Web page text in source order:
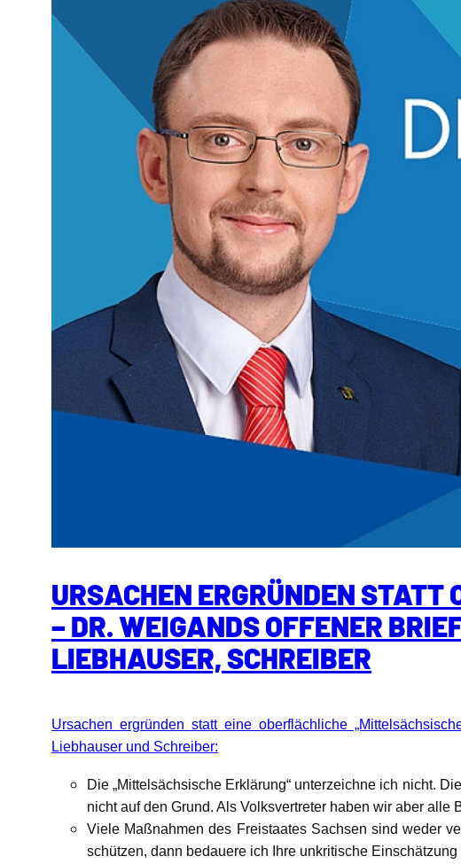
URSACHEN ERGRÜNDEN
– DR. WEIGANDS OFFENER
LIEBHAUSER, SCHREIBER
Ursachen ergründen statt eine oberflächliche
Liebhauser und Schreiber:
Die „Mittelsächsische Erklärung“ unterzeichne ich nicht.
nicht auf den Grund. Als Volksvertreter haben wir aber
Viele Maßnahmen des Freistaates Sachsen sind weder
schützen, dann bedauere ich Ihre unkritische Einschätzung